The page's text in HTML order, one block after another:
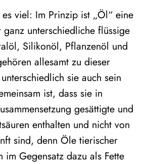
viel: Im Prinzip ist „Öl“ eine
ganz unterschiedliche flüssige
Silikonöl, Pflanzenöl und
allesamt zu dieser
sie auch sein
ist, dass sie in
gesättigte und
enthalten und nicht von
sind, denn Öle tierischer
im Gegensatz dazu als Fette